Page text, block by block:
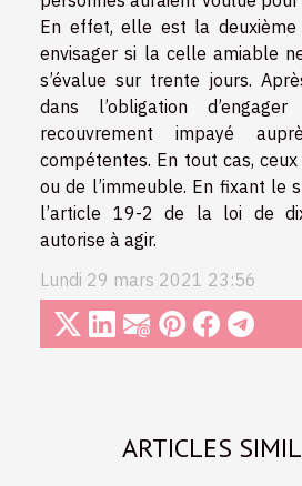
ARTICLES
En effet, elle est la deuxième
envisager si la celle amiable
s’évalue sur trente jours.
dans l’obligation
recouvrement impayé
compétentes. En tout cas,
ou de l’immeuble. En fixant le
l’article 19-2 de la loi de
autorise à agir.
Lundi 29 mars 2021 23:56